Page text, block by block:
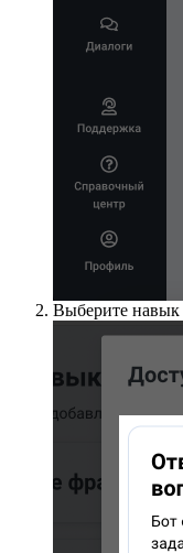
Выберите навык